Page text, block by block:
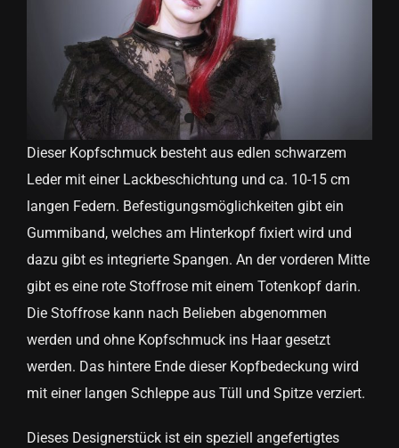
Dieser Kopfschmuck besteht aus edlen schwarzem
Leder mit einer Lackbeschichtung und ca. 10-15 cm
langen Federn. Befestigungsmöglichkeiten gibt ein
Gummiband, welches am Hinterkopf fixiert wird und
dazu gibt es integrierte Spangen. An der vorderen Mitte
gibt es eine rote Stoffrose mit einem Totenkopf darin.
Die Stoffrose kann nach Belieben abgenommen
werden und ohne Kopfschmuck ins Haar gesetzt
werden. Das hintere Ende dieser Kopfbedeckung wird
mit einer langen Schleppe aus Tüll und Spitze verziert.
Dieses Designerstück ist ein speziell angefertigtes